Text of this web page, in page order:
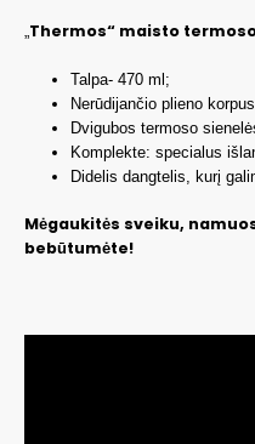
Thermos“ maisto
Talpa- 470 ml;
Nerūdijančio plieno
Dvigubos termoso
Komplekte: specialus
Didelis dangtelis, kurį
Mėgaukitės sveiku,
bebūtumėte!